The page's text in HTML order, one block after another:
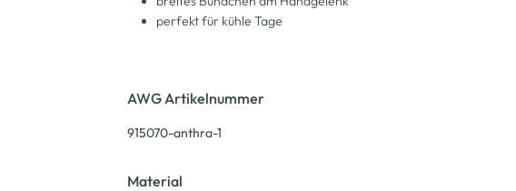
perfekt für kühle Tage
AWG Artikelnummer
915070-anthra-1
Material